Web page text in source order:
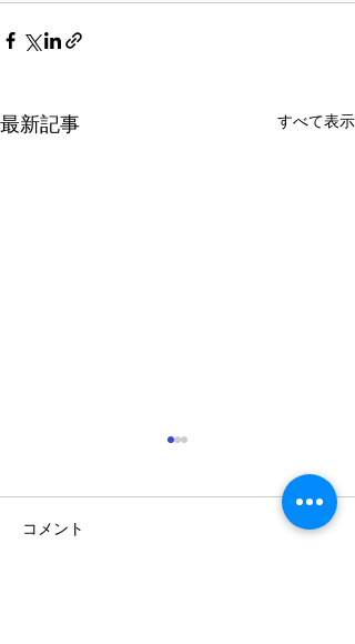
最新記事 すべて表示
コメント